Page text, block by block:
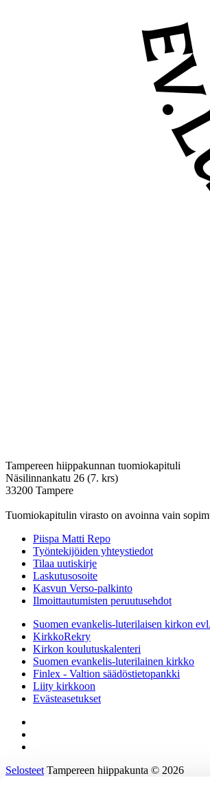
Tampereen hiippakunnan tuomiokapituli
Näsilinnankatu 26 (7. krs)
33200 Tampere
Tuomiokapitulin virasto on avoinna vain
Piispa Matti Repo
Työntekijöiden yhteystiedot
Tilaa uutiskirje
Laskutusosoite
Kasvun Verso-palkinto
Ilmoittautumisten peruutusehdot
Suomen evankelis-luterilaisen kirkon
KirkkoRekry
Kirkon koulutuskalenteri
Suomen evankelis-luterilainen kirkko
Finlex - Valtion säädöstietopankki
Liity kirkkoon
Evästeasetukset
Selosteet Tampereen hiippakunta © 2026